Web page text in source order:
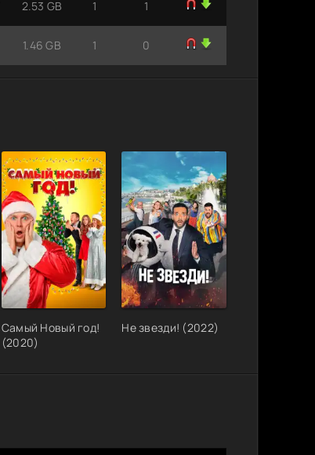
2.53 GB 1 1
1.46 GB 1 0
Самый Новый год!
(2020)
Не звезди! (2022)